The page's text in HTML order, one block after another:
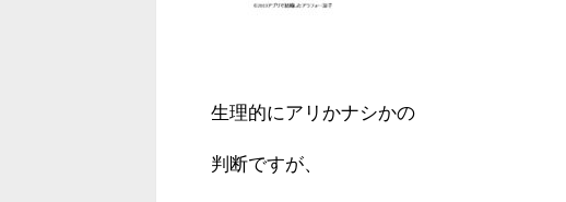
生理的にアリかナシかの
判断ですが、